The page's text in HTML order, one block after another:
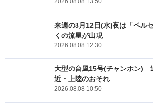
2026.08.08 13:50
来週の8月12日(水)夜は「ペル
くの流星が出現
2026.08.08 12:30
大型の台風15号(チャンホン)
近・上陸のおそれ
2026.08.08 10:50